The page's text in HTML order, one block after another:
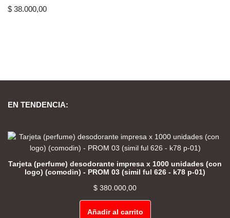
$ 38.000,00
EN TENDENCIA:
Tarjeta (perfume) desodorante impresa x 1000 unidades (con
logo) (comodin) - PROM 03 (simil ful 626 - k78 p-01)
$ 380.000,00
Añadir al carrito